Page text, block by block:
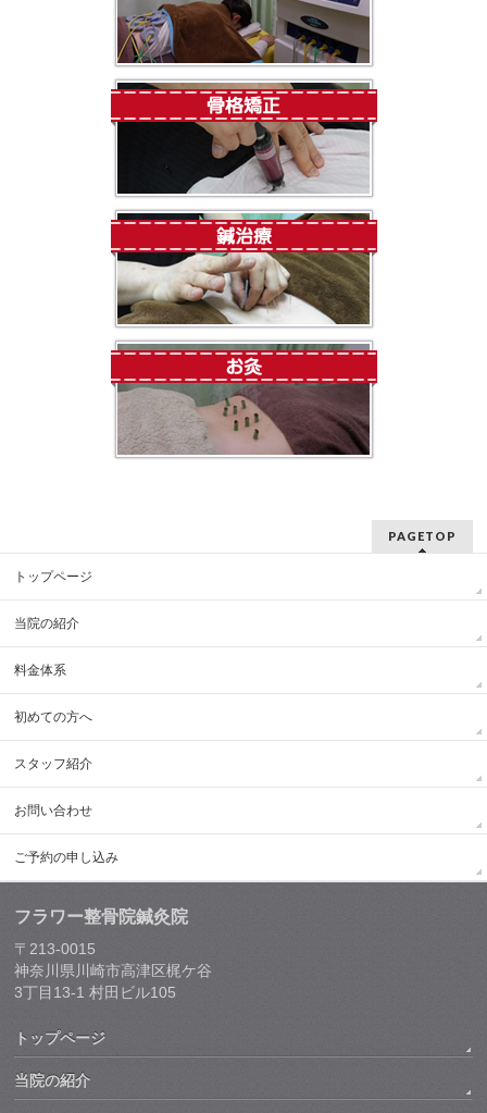
PAGETOP
トップページ
当院の紹介
料金体系
初めての方へ
スタッフ紹介
お問い合わせ
ご予約の申し込み
フラワー整骨院鍼灸院
〒213-0015
神奈川県川崎市高津区梶ケ谷
3丁目13-1 村田ビル105
トップページ
当院の紹介